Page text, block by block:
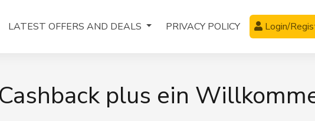
LATEST OFFERS AND DEALS PRIVACY POLICY Login/
plus ein